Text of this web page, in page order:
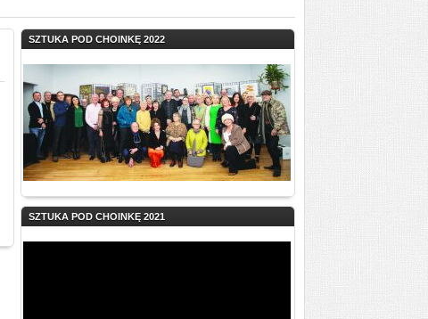
SZTUKA POD CHOINKĘ 2022
SZTUKA POD CHOINKĘ 2021